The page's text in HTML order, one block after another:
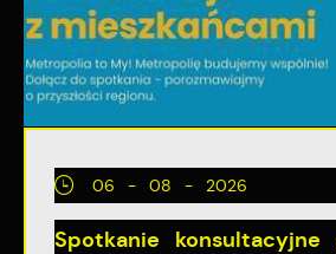
06 - 08 - 2026
Spotkanie konsultacyjne